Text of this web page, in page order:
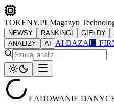
TOKENY.PLMagazyn
NEWSY RANKINGI GIEŁDY
ANALIZY
AI AI BAZA 🏢
ŁADOWANIE